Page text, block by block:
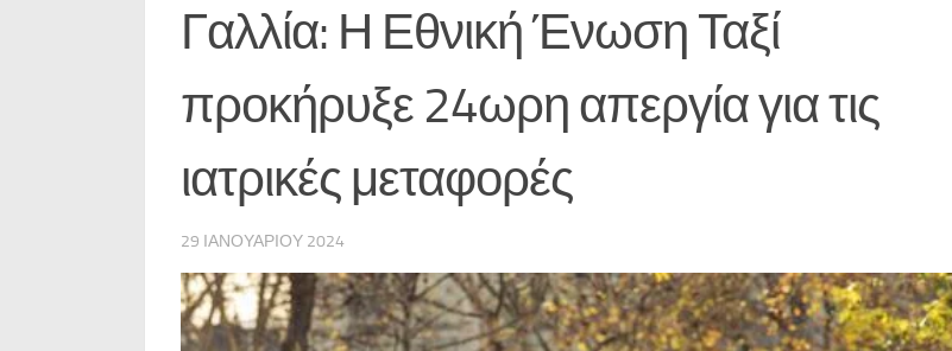
Γαλλία: Η Εθνική Ένωση Ταξί
προκήρυξε 24ωρη απεργία για τις
ιατρικές μεταφορές
29 ΙΑΝΟΥΑΡΊΟΥ 2024